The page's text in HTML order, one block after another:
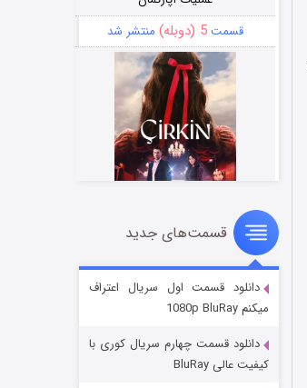
قسمت5 (دوبله) منتشر شد
سریال زشت
قسمت2 (زیرنویس) منتشر شد
قسمت‌های جدید
دانلود قسمت اول سریال اعتراف
میکنم 1080p BluRay
دانلود قسمت چهارم سریال کوری با
کیفیت عالی BluRay